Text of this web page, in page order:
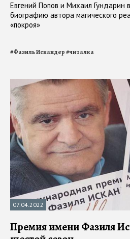
Евгений Попов и Михаил Гундарин
биографию автора магического
«покроя»
#Фазиль Искандер#читалка
07.04.2022
Премия имени Фазиля